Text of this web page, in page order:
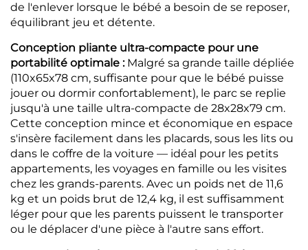
de l'enlever lorsque le bébé a besoin de se reposer,
équilibrant jeu et détente.
Conception pliante ultra-compacte pour une
portabilité optimale : Malgré sa grande taille dépliée
(110x65x78 cm, suffisante pour que le bébé puisse
jouer ou dormir confortablement), le parc se replie
jusqu'à une taille ultra-compacte de 28x28x79 cm.
Cette conception mince et économique en espace
s'insère facilement dans les placards, sous les lits ou
dans le coffre de la voiture — idéal pour les petits
appartements, les voyages en famille ou les visites
chez les grands-parents. Avec un poids net de 11,6
kg et un poids brut de 12,4 kg, il est suffisamment
léger pour que les parents puissent le transporter
ou le déplacer d'une pièce à l'autre sans effort.